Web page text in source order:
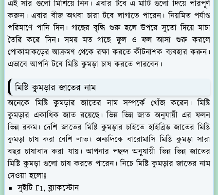
এই সার গুলো মিশিয়ে নিন। এবার টবে এ মাটি গুলো দিয়ে পরিপূর্ণ
করুন। এবার বীজ অথবা চারা টবে লাগাতে পারেন। নিয়মিত পর্যাপ্ত
পরিমাণে পানি দিন। গাছের বৃদ্ধি শুরু হলে উপরে সুতো দিয়ে মাচা
তৈরি করে দিন। সময় মত গাছে ফুল ও ফল আসা শুরু করলে
পোকামাকড়ের আক্রমণ থেকে রক্ষা করতে কীটনাশক ব্যবহার করুন।
এভাবে আপনি টবে মিষ্টি কুমড়া চাষ করতে পারবেন।
মিষ্টি কুমড়ার জাতের নাম
অনেকে মিষ্টি কুমড়ার জাতের নাম সম্পর্কে খোঁজ করেন। মিষ্টি
কুমড়ার একাধিক জাত রয়েছে। ভিন্ন ভিন্ন জাত অনুযায়ী এর ফলন
ভিন্ন রকম। দেশি জাতের মিষ্টি কুমড়ার চাইতে হাইব্রিড জাতের মিষ্টি
কুমড়া চাষ করা বেশি লাভ। অন্যদিকে বারোমাসি মিষ্টি কুমড়া সারা
বছর চাষাবাদ করা যায়। আপনার পছন্দ অনুযায়ী ভিন্ন ভিন্ন জাতের
মিষ্টি কুমড়া গুলো চাষ করতে পারেন। নিচে মিষ্টি কুমড়ার জাতের নাম
দেওয়া হলোঃ
সুইটি F1, ব্ল্যাকস্টোন